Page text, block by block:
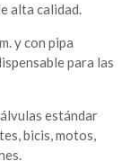
alta calidad.
y con pipa
para las
estándar
bicis, motos,